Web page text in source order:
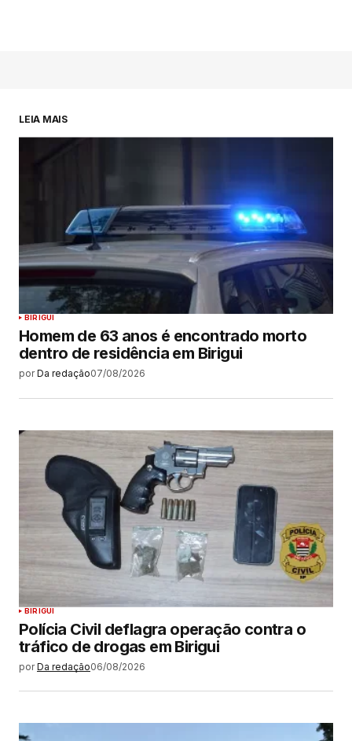
LEIA MAIS
BIRIGUI
Homem de 63 anos é encontrado morto
dentro de residência em Birigui
por Da redação07/08/2026
BIRIGUI
Polícia Civil deflagra operação contra o
tráfico de drogas em Birigui
por Da redação06/08/2026